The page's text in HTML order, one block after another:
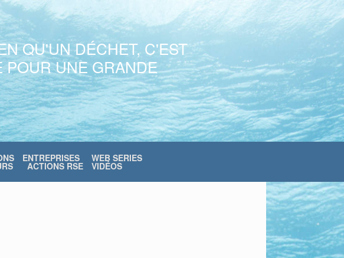
QU'UN DÉCHET, C'EST
POUR UNE GRANDE
ENTREPRISES
ACTIONS RSE
WEB SERIES
VIDÉOS